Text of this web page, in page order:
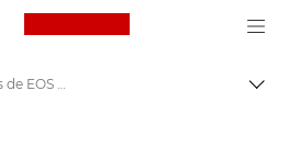
Canon Logo, back
Canon celebra 10 anos de EOS Cinema - Centro de imprensa da Canon